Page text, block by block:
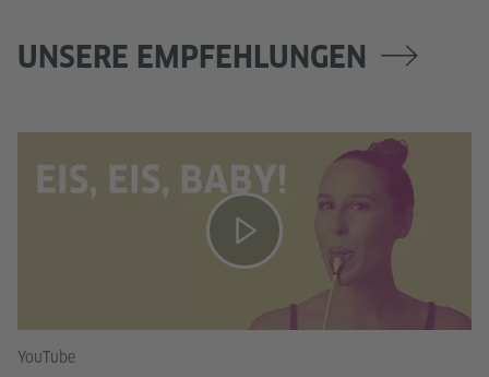
UNSERE EMPFEHLUNGEN
YouTube